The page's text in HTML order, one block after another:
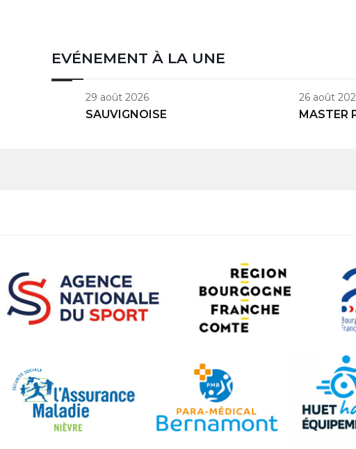
EVÉNEMENT À LA UNE
29 août 2026
SAUVIGNOISE
26 août
MASTER